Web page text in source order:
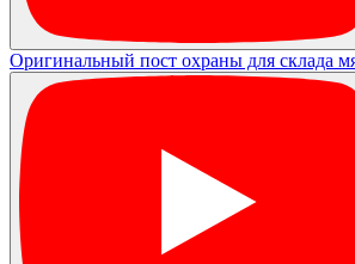
Оригинальный пост охраны для склада